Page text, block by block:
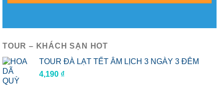
TOUR – KHÁCH SẠN HOT
TOUR ĐÀ LẠT TẾT ÂM LỊCH 3 NGÀY 3 ĐÊM
4,190 ₫